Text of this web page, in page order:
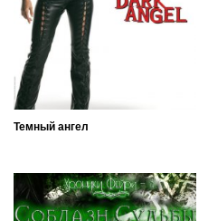
Темный ангел